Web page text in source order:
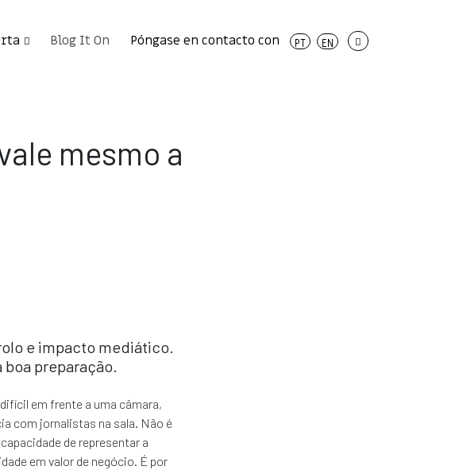
Blog It On Póngase en contacto con PT EN
mesmo a
e impacto mediático.
preparação.
em frente a uma câmara,
com jornalistas na sala. Não é
de representar a
em valor de negócio. É por